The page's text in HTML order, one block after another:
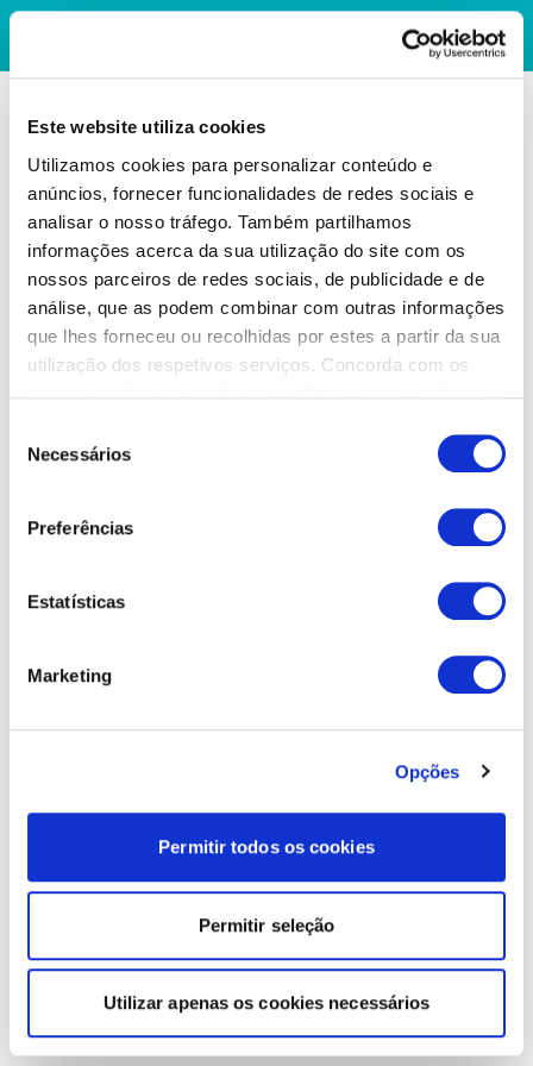
Este website utiliza cookies
Utilizamos cookies para personalizar conteúdo e
anúncios, fornecer funcionalidades de redes sociais e
analisar o nosso tráfego. Também partilhamos
informações acerca da sua utilização do site com os
nossos parceiros de redes sociais, de publicidade e de
análise, que as podem combinar com outras informações
que lhes forneceu ou recolhidas por estes a partir da sua
utilização dos respetivos serviços. Concorda com os
Necessários
Preferências
Estatísticas
Marketing
Opções
Permitir todos os cookies
Permitir seleção
Utilizar apenas os cookies necessários